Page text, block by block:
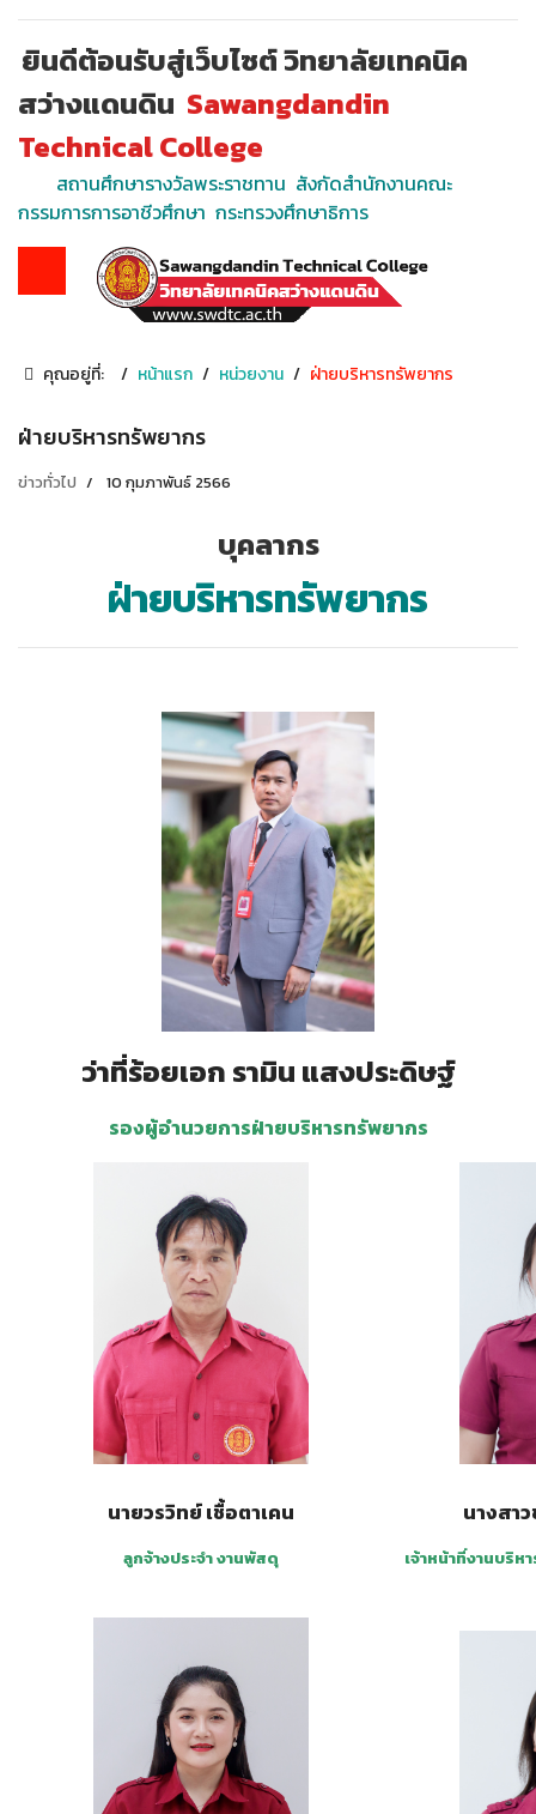
ยินดีต้อนรับสู่เว็บไซต์ วิทยาลัยเทคนิค
สว่างแดนดิน Sawangdandin
Technical College
สถานศึกษารางวัลพระราชทาน สังกัดสำนักงานคณะ
กรรมการการอาชีวศึกษา กระทรวงศึกษาธิการ
คุณอยู่ที่: หน้าแรก หน่วยงาน ฝ่ายบริหารทรัพยากร
ฝ่ายบริหารทรัพยากร
ข่าวทั่วไป 10 กุมภาพันธ์ 2566
บุคลากร
ฝ่ายบริหารทรัพยากร
ว่าที่ร้อยเอก รามิน แสงประดิษฐ์
รองผู้อำนวยการฝ่ายบริหารทรัพยากร
นายวรวิทย์ เชื้อตาเคน
ลูกจ้างประจำ งานพัสดุ
นางสา
เจ้าหน้าที่งานบริ